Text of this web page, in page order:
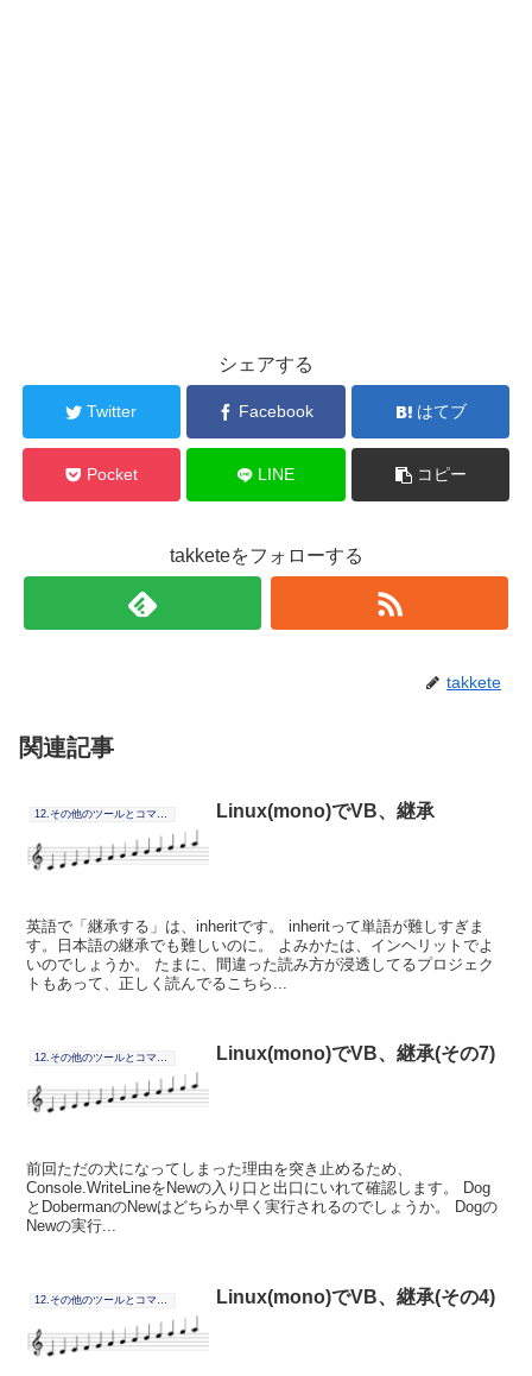
シェアする
Twitter Facebook はてブ
Pocket LINE コピー
takketeをフォローする
takkete
関連記事
12.その他のツールとコマンドの連携 Linux(mono)でVB、継承
英語で「継承する」は、inheritです。 inheritって単語が難しすぎま
す。日本語の継承でも難しいのに。 よみかたは、インヘリットでよ
いのでしょうか。 たまに、間違った読み方が浸透してるプロジェク
トもあって、正しく読んでるこちら...
Linux(mono)でVB、継承(その7)
前回ただの犬になってしまった理由を突き止めるため、
Console.WriteLineをNewの入り口と出口にいれて確認します。 Dog
とDobermanのNewはどちらか早く実行されるのでしょうか。 Dogの
Newの実行...
12.その他のツールとコマンドの連携 Linux(mono)でVB、継承(その4)